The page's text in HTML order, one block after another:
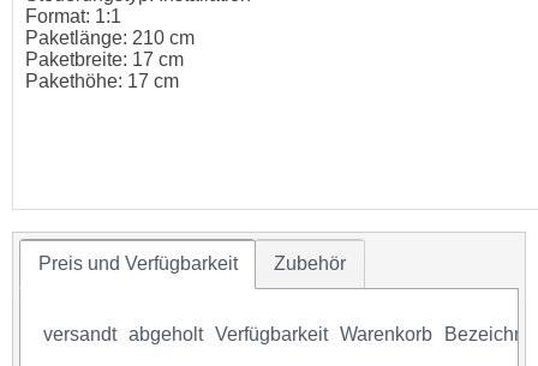
Format: 1:1
Paketlänge: 210 cm
Paketbreite: 17 cm
Pakethöhe: 17 cm
Preis und Verfügbarkeit Zubehör
versandt abgeholt Verfügbarkeit Warenkorb